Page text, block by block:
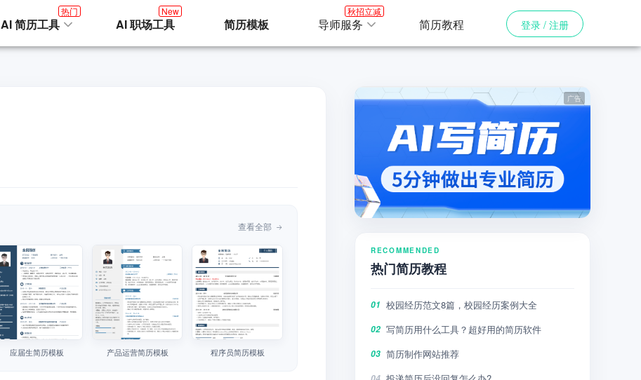
AI 简历工具
热门
AI 职场工具
New
简历模板 导师服务
秋招立减
简历教程 登录 / 注册
查看全部
应届生简历模板 产品运营简历模板 程序员简历模板
RECOMMENDED
热门简历教程
01 校园经历范文8篇，校园经历案例大全
02 写简历用什么工具？超好用的简历软件
03 简历制作网站推荐